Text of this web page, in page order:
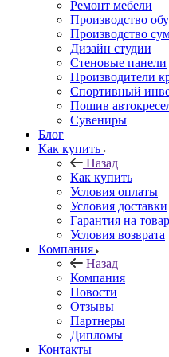
Ремонт мебели
Производство
Производство
Дизайн студии
Стеновые панели
Производители
Спортивный
Пошив
Сувениры
Блог
Как купить
Назад
Как купить
Условия оплаты
Условия доставки
Гарантия на товар
Условия возврата
Компания
Назад
Компания
Новости
Отзывы
Партнеры
Дипломы
Контакты